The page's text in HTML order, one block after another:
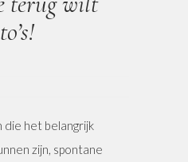
die het belangrijk
zijn, spontane